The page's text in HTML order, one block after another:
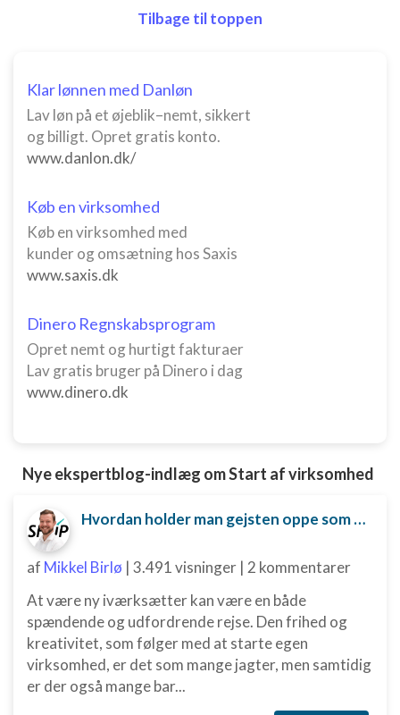
Tilbage til toppen
Klar lønnen med Danløn
Lav løn på et øjeblik–nemt, sikkert
og billigt. Opret gratis konto.
www.danlon.dk/
Køb en virksomhed
Køb en virksomhed med
kunder og omsætning hos Saxis
www.saxis.dk
Dinero Regnskabsprogram
Opret nemt og hurtigt fakturaer
Lav gratis bruger på Dinero i dag
www.dinero.dk
Nye ekspertblog-indlæg om Start af virksomhed
Hvordan holder man gejsten oppe som ny iværksætter?
af Mikkel Birlø | 3.491 visninger | 2 kommentarer
At være ny iværksætter kan være en både
spændende og udfordrende rejse. Den frihed og
kreativitet, som følger med at starte egen
virksomhed, er det som mange jagter, men samtidig
er der også mange bar...